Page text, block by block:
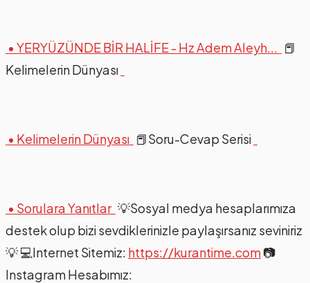
• YERYÜZÜNDE BİR HALİFE - Hz Adem Aleyh...
📕
Kelimelerin Dünyası
• Kelimelerin Dünyası 📕Soru-Cevap Serisi
• Sorulara Yanıtlar 💡Sosyal medya hesaplarımıza
destek olup bizi sevdiklerinizle paylaşırsanız seviniriz
💡 💻Internet Sitemiz: https://kurantime.com📷
Instagram Hesabımız: